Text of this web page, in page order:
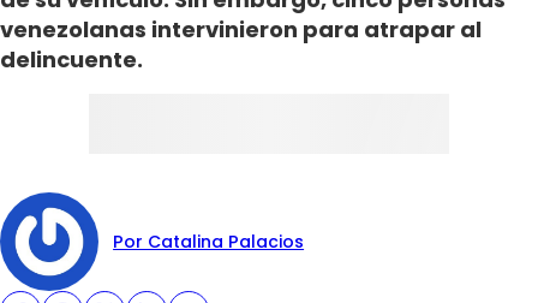
venezolanas intervinieron para atrapar al
delincuente.
Por Catalina Palacios